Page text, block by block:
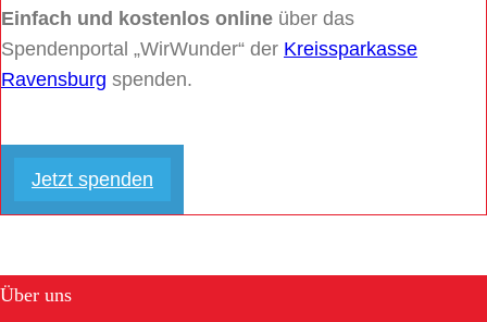
Einfach und kostenlos online über das
Spendenportal „WirWunder“ der Kreissparkasse
Ravensburg spenden.
Jetzt spenden
Über uns